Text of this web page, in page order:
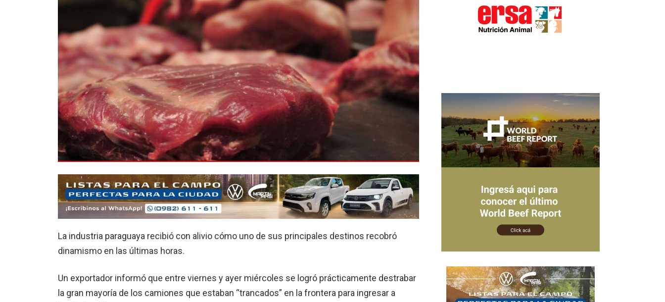
La industria paraguaya recibió con alivio cómo uno de sus principales destinos recobró
dinamismo en las últimas horas.
Un exportador informó que entre viernes y ayer miércoles se logró prácticamente destrabar
la gran mayoría de los camiones que estaban “trancados” en la frontera para ingresar a